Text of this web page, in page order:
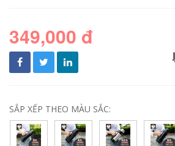
349,000 đ
SẮP XẾP THEO MÀU SẮC: